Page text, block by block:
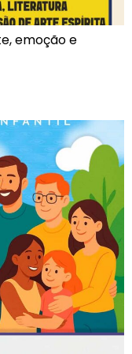
emoção e